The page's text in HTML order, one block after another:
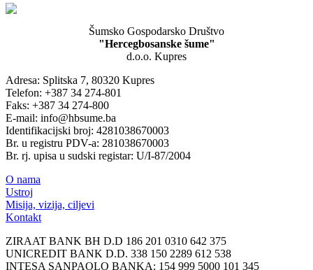
Šumsko Gospodarsko Društvo
"Hercegbosanske šume"
d.o.o. Kupres
Adresa: Splitska 7, 80320 Kupres
Telefon: +387 34 274-801
Faks: +387 34 274-800
E-mail: info@hbsume.ba
Identifikacijski broj: 4281038670003
Br. u registru PDV-a: 281038670003
Br. rj. upisa u sudski registar: U/I-87/2004
O nama
Ustroj
Misija, vizija, ciljevi
Kontakt
ZIRAAT BANK BH D.D 186 201 0310 642 375
UNICREDIT BANK D.D. 338 150 2289 612 538
INTESA SANPAOLO BANKA: 154 999 5000 101 345